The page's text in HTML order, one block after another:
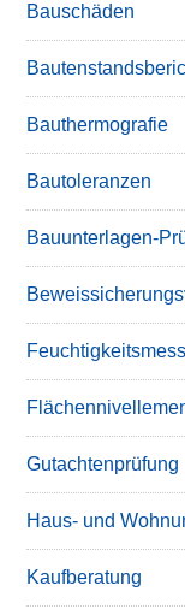
Bauschäden
Bauthermografie
Bautoleranzen
Bauunterlagen-
Gutachtenprüfung
Haus- und
Kaufberatung